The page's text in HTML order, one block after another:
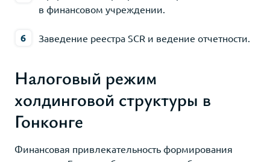
в финансовом учреждении.
Заведение реестра SCR и ведение отчетности.
Налоговый режим
холдинговой структуры в
Гонконге
Финансовая привлекательность формирования